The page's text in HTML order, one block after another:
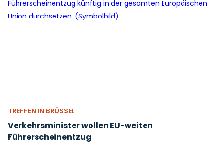
TREFFEN IN BRÜSSEL
Verkehrsminister wollen EU-weiten
Führerscheinentzug